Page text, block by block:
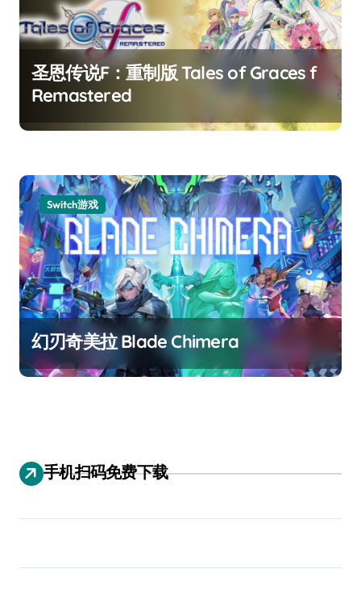
圣恩传说F：重制版 Tales of Graces f
Remastered
Switch游戏
幻刃奇美拉 Blade Chimera
手机扫码免费下载